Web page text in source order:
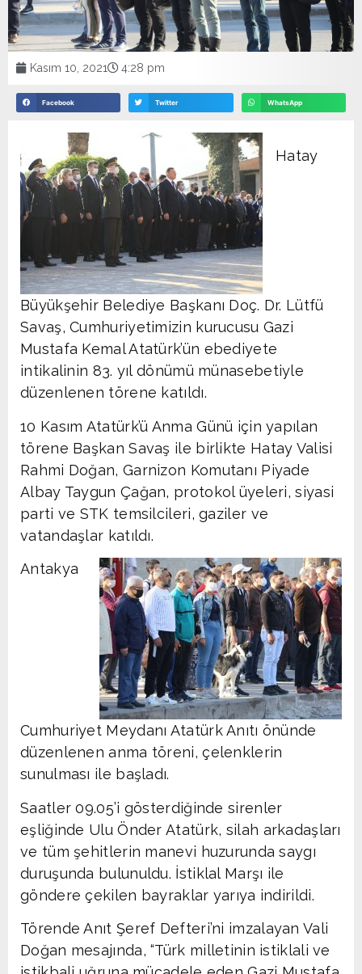
Kasım 10, 2021 4:28 pm
Facebook Twitter WhatsApp
Hatay
Büyükşehir Belediye Başkanı Doç. Dr. Lütfü
Savaş, Cumhuriyetimizin kurucusu Gazi
Mustafa Kemal Atatürk’ün ebediyete
intikalinin 83. yıl dönümü münasebetiyle
düzenlenen törene katıldı.
10 Kasım Atatürk’ü Anma Günü için yapılan
törene Başkan Savaş ile birlikte Hatay Valisi
Rahmi Doğan, Garnizon Komutanı Piyade
Albay Taygun Çağan, protokol üyeleri, siyasi
parti ve STK temsilcileri, gaziler ve
vatandaşlar katıldı.
Antakya
Cumhuriyet Meydanı Atatürk Anıtı önünde
düzenlenen anma töreni, çelenklerin
sunulması ile başladı.
Saatler 09.05’i gösterdiğinde sirenler
eşliğinde Ulu Önder Atatürk, silah arkadaşları
ve tüm şehitlerin manevi huzurunda saygı
duruşunda bulunuldu. İstiklal Marşı ile
göndere çekilen bayraklar yarıya indirildi.
Törende Anıt Şeref Defteri’ni imzalayan Vali
Doğan mesajında, “Türk milletinin istiklali ve